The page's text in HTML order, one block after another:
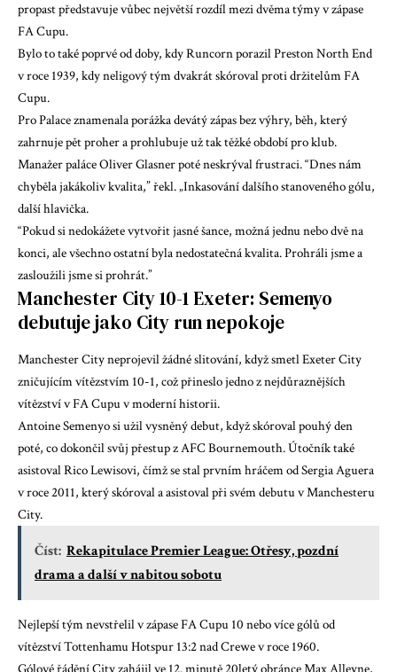
propast představuje vůbec největší rozdíl mezi dvěma týmy v zápase
FA Cupu.
Bylo to také poprvé od doby, kdy Runcorn porazil Preston North End
v roce 1939, kdy neligový tým dvakrát skóroval proti držitelům FA
Cupu.
Pro Palace znamenala porážka devátý zápas bez výhry, běh, který
zahrnuje pět proher a prohlubuje už tak těžké období pro klub.
Manažer paláce Oliver Glasner poté neskrýval frustraci. “Dnes nám
chyběla jakákoliv kvalita,” řekl. „Inkasování dalšího stanoveného gólu,
další hlavička.
“Pokud si nedokážete vytvořit jasné šance, možná jednu nebo dvě na
konci, ale všechno ostatní byla nedostatečná kvalita. Prohráli jsme a
zasloužili jsme si prohrát.”
Manchester City 10-1 Exeter: Semenyo
debutuje jako City run nepokoje
Manchester City neprojevil žádné slitování, když smetl Exeter City
zničujícím vítězstvím 10-1, což přineslo jedno z nejdůraznějších
vítězství v FA Cupu v moderní historii.
Antoine Semenyo si užil vysněný debut, když skóroval pouhý den
poté, co dokončil svůj přestup z AFC Bournemouth. Útočník také
asistoval Rico Lewisovi, čímž se stal prvním hráčem od Sergia Aguera
v roce 2011, který skóroval a asistoval při svém debutu v Manchesteru
City.
Číst: Rekapitulace Premier League: Otřesy, pozdní
drama a další v nabitou sobotu
Nejlepší tým nevstřelil v zápase FA Cupu 10 nebo více gólů od
vítězství Tottenhamu Hotspur 13:2 nad Crewe v roce 1960.
Gólové řádění City zahájil ve 12. minutě 20letý obránce Max Alleyne,